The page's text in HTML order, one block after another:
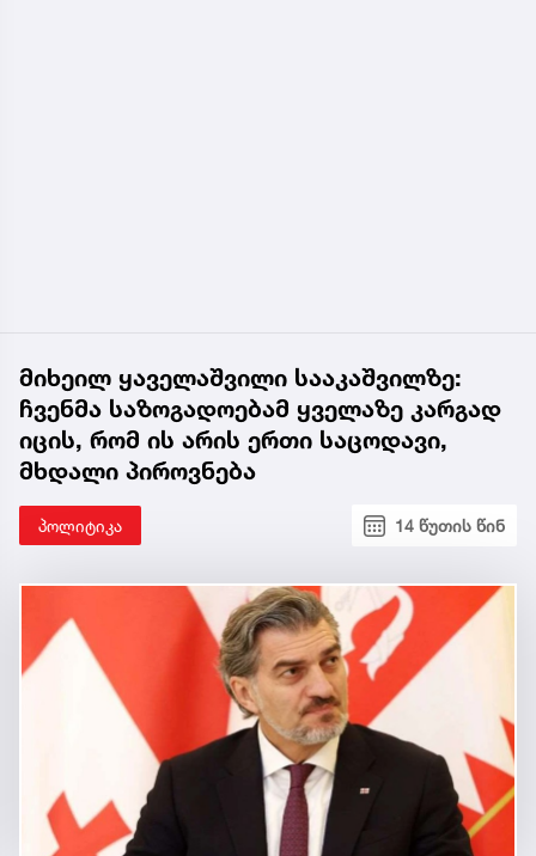
მიხეილ ყაველაშვილი სააკაშვილზე:
ჩვენმა საზოგადოებამ ყველაზე კარგად
იცის, რომ ის არის ერთი საცოდავი,
მხდალი პიროვნება
პოლიტიკა 14 წუთის წინ